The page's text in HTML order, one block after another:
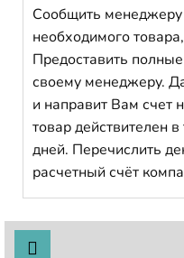
Сообщить менеджеру
необходимого
Предоставить
своему менеджеру.
и направит Вам счет
товар действителен
дней. Перечислить
расчетный счёт